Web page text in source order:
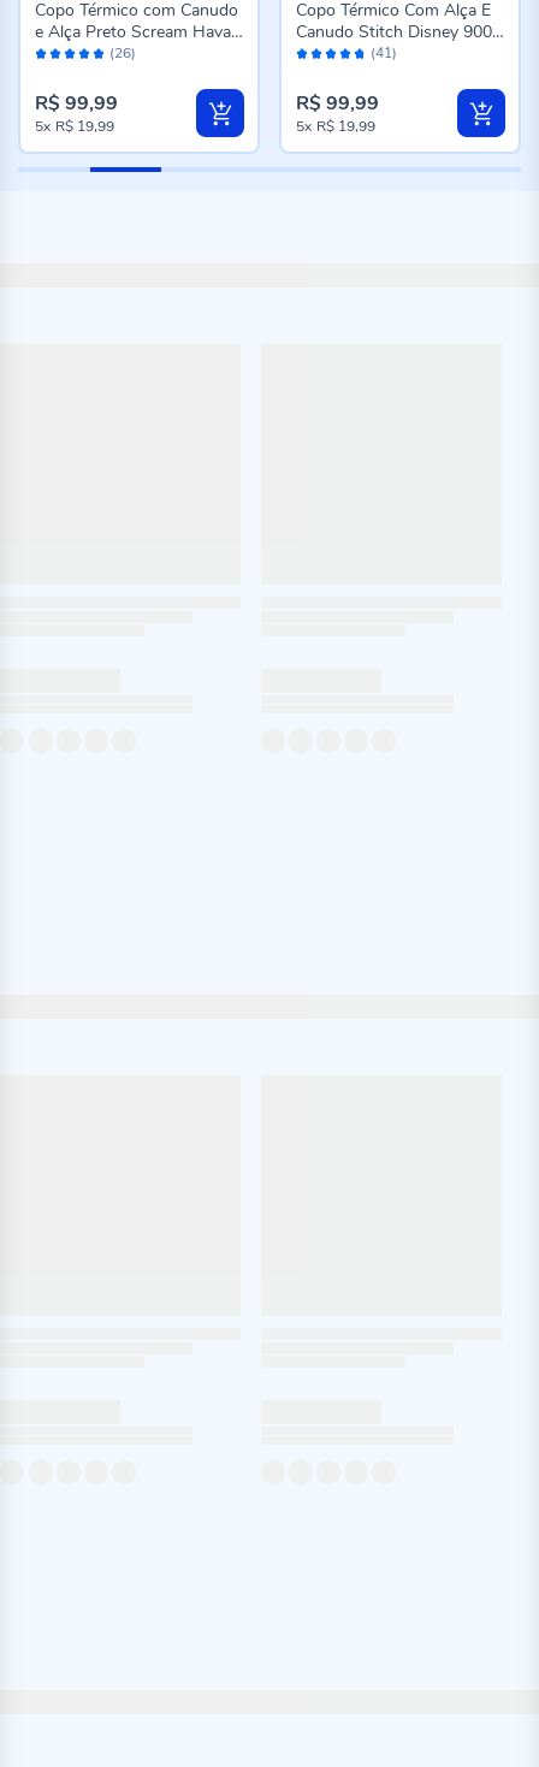
Avaliação: (26)
Copo Térmico com Canudo
e Alça Preto Scream Havan
Casa - 1,2 Litros
R$ 99,99
5x R$ 19,99
Avaliação: (41)
Copo Térmico Com Alça E
Canudo Stitch Disney 900
Ml - Azul
R$ 99,99
5x R$ 19,99